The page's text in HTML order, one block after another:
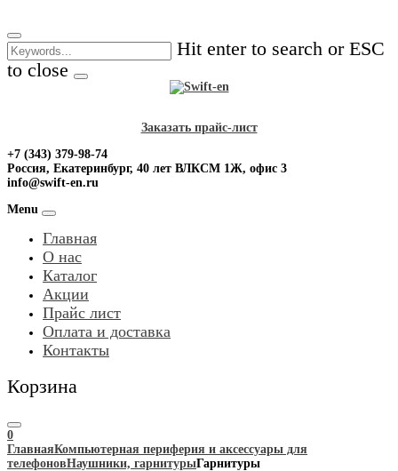
to
content
Hit enter to search or ESC
to close
Заказать прайс-лист
+7 (343) 379-98-74
Россия, Екатеринбург, 40 лет ВЛКСМ 1Ж, офис 3
info@swift-en.ru
Menu
Главная
О нас
Каталог
Акции
Прайс лист
Оплата и доставка
Контакты
Корзина
0
ГлавнаяКомпьютерная периферия и аксессуары для
телефоновНаушники, гарнитурыГарнитуры